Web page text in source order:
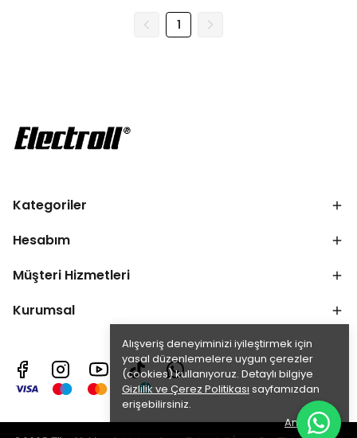
Alışveriş deneyiminizi iyileştirmek için
yasal düzenlemelere uygun çerezler
(cookies) kullanıyoruz. Detaylı bilgiye
Gizlilik ve Çerez Politikası sayfamızdan
erişebilirsiniz.
Anladım
1
Kategoriler
Hesabım
Müşteri Hizmetleri
Kurumsal